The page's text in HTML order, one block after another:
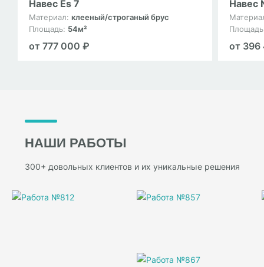
Навес Es 7
Материал: клееный/строганый брус
Площадь: 54м²
от 777 000 ₽
Навес
от
НАШИ РАБОТЫ
300+ довольных клиентов и их уникальные решения